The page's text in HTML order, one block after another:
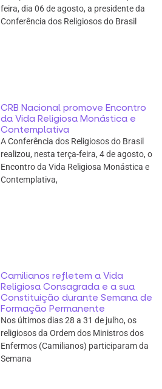
feira, dia 06 de agosto, a presidente da
Conferência dos Religiosos do Brasil
CRB Nacional promove Encontro
da Vida Religiosa Monástica e
Contemplativa
A Conferência dos Religiosos do Brasil
realizou, nesta terça-feira, 4 de agosto, o
Encontro da Vida Religiosa Monástica e
Contemplativa,
Camilianos refletem a Vida
Religiosa Consagrada e a sua
Constituição durante Semana de
Formação Permanente
Nos últimos dias 28 a 31 de julho, os
religiosos da Ordem dos Ministros dos
Enfermos (Camilianos) participaram da
Semana